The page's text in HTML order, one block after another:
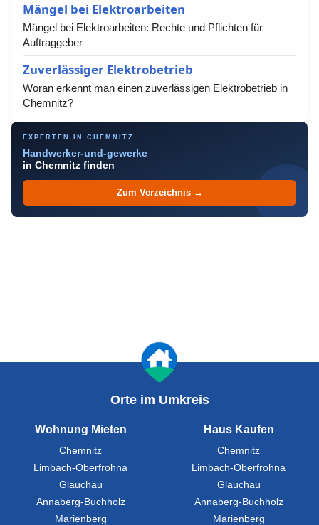
Mängel bei Elektroarbeiten
Mängel bei Elektroarbeiten: Rechte und Pflichten für
Auftraggeber
Zuverlässiger Elektrobetrieb
Woran erkennt man einen zuverlässigen Elektrobetrieb in
Chemnitz?
EXPERTEN IN CHEMNITZ
Handwerker-und-gewerke
in Chemnitz finden
Zum Verzeichnis →
Orte im Umkreis
Wohnung Mieten
Chemnitz
Limbach-Oberfrohna
Glauchau
Annaberg-Buchholz
Marienberg
Haus Kaufen
Chemnitz
Limbach-Oberfrohna
Glauchau
Annaberg-Buchholz
Marienberg